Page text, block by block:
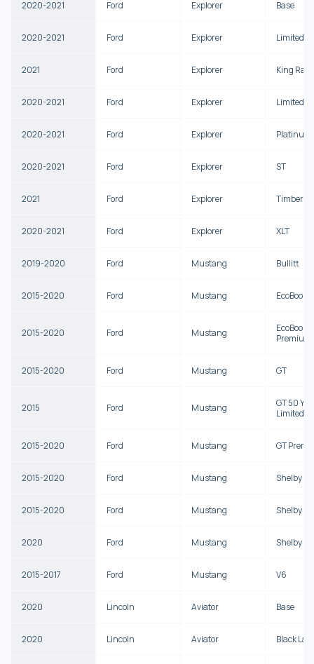
2020-2021 Ford Explorer Base
2020-2021 Ford Explorer Limited
2021 Ford Explorer King
2020-2021 Ford Explorer Limited
2020-2021 Ford Explorer Platinum
2020-2021 Ford Explorer ST
2021 Ford Explorer
2020-2021 Ford Explorer XLT
2019-2020 Ford Mustang Bullitt
2015-2020 Ford Mustang EcoBoost
2015-2020 Ford Mustang
EcoBoost
Premium
2015-2020 Ford Mustang GT
2015 Ford Mustang
GT 50
Limited
2015-2020 Ford Mustang GT
2015-2020 Ford Mustang Shelby
2015-2020 Ford Mustang Shelby
2020 Ford Mustang Shelby
2015-2017 Ford Mustang V6
2020 Lincoln Aviator Base
2020 Lincoln Aviator Black